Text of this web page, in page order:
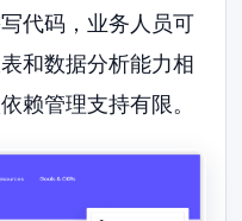
代码，业务人员可
和数据分析能力相
赖管理支持有限。